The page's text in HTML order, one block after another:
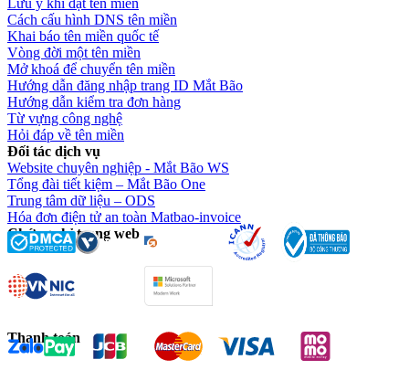
Lưu ý khi đặt tên miền
Cách cấu hình DNS tên miền
Khai báo tên miền quốc tế
Vòng đời một tên miền
Mở khoá để chuyển tên miền
Hướng dẫn đăng nhập trang ID Mắt Bão
Hướng dẫn kiểm tra đơn hàng
Từ vựng công nghệ
Hỏi đáp về tên miền
Đối tác dịch vụ
Website chuyên nghiệp - Mắt Bão WS
Tổng đài tiết kiệm – Mắt Bão One
Trung tâm dữ liệu – ODS
Hóa đơn điện tử an toàn Matbao-invoice
Chứng chỉ trang web
Thanh toán